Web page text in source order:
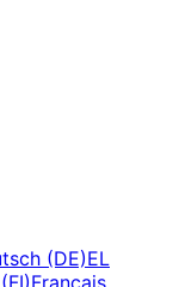
(DE)EL
Français